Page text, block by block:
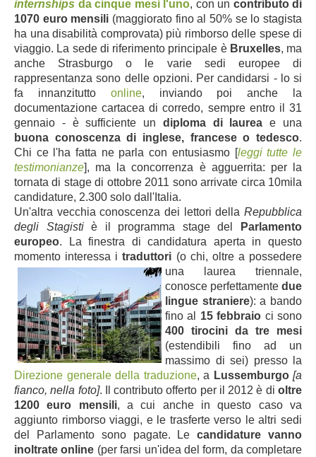
internships da cinque mesi l'uno, con un contributo di
1070 euro mensili (maggiorato fino al 50% se lo stagista
ha una disabilità comprovata) più rimborso delle spese di
viaggio. La sede di riferimento principale è Bruxelles, ma
anche Strasburgo o le varie sedi europee di
rappresentanza sono delle opzioni. Per candidarsi - lo si
fa innanzitutto online, inviando poi anche la
documentazione cartacea di corredo, sempre entro il 31
gennaio - è sufficiente un diploma di laurea
e una
buona conoscenza di inglese, francese o tedesco.
Chi ce l'ha fatta ne parla con entusiasmo [leggi tutte le
testimonianze], ma la concorrenza è agguerrita: per la
tornata di stage di ottobre 2011 sono arrivate circa 10mila
candidature, 2.300 solo dall'Italia.
Un'altra vecchia conoscenza dei lettori dellaRepubblica
degli Stagistiè il programma stage del
Parlamento
europeo. La finestra di candidatura aperta in questo
momento interessa itraduttori (o chi, oltre a possedere
una laurea triennale,
conosce perfettamente due
lingue straniere): a bando
fino al 15 febbraio ci sono
400 tirocini da tre mesi
(estendibili fino ad un
massimo di sei) presso la
Direzione generale della traduzione, a Lussemburgo [a
fianco, nella foto]. Il contributo offerto per il 2012 è dioltre
1200 euro mensili, a cui anche in questo caso va
aggiunto rimborso viaggi, e le trasferte verso le altri sedi
del Parlamento sono pagate. Lecandidature vanno
inoltrate online (per farsi un'idea del form, da completare